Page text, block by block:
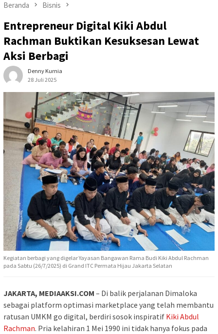
Beranda Bisnis
Entrepreneur Digital Kiki Abdul
Rachman Buktikan Kesuksesan Lewat
Aksi Berbagi
Denny Kurnia
28 Juli 2025
Kegiatan berbagi yang digelar Yayasan Bangawan Rama Budi Kiki Abdul Rachman
pada Sabtu (26/7/2025) di Grand ITC Permata Hijau Jakarta Selatan
JAKARTA, MEDIAAKSI.COM – Di balik perjalanan Dimaloka
sebagai platform optimasi marketplace yang telah membantu
ratusan UMKM go digital, berdiri sosok inspiratif Kiki Abdul
Rachman. Pria kelahiran 1 Mei 1990 ini tidak hanya fokus pada